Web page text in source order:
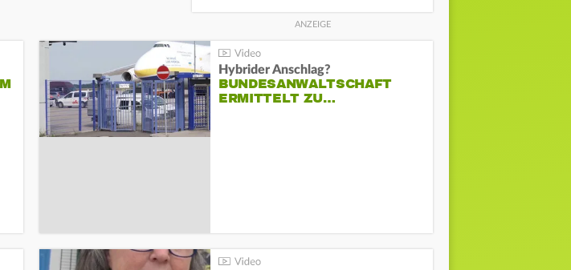
Hybrider Anschlag?
BUNDESANWALTSCHAFT
ERMITTELT ZU…